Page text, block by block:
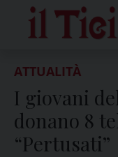
content
ATTUALITÀ
I giovani
donano 8
“Pertusati”